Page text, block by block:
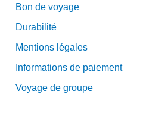
Bon de voyage
Durabilité
Mentions légales
Informations de paiement
Voyage de groupe